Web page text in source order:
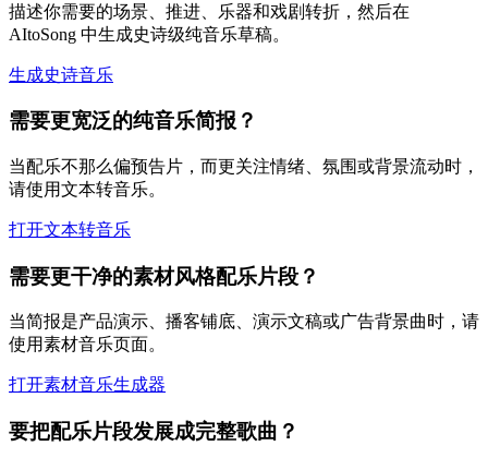
描述你需要的场景、推进、乐器和戏剧转折，然后在
AItoSong 中生成史诗级纯音乐草稿。
生成史诗音乐
需要更宽泛的纯音乐简报？
当配乐不那么偏预告片，而更关注情绪、氛围或背景流动时，
请使用文本转音乐。
打开文本转音乐
需要更干净的素材风格配乐片段？
当简报是产品演示、播客铺底、演示文稿或广告背景曲时，请
使用素材音乐页面。
打开素材音乐生成器
要把配乐片段发展成完整歌曲？